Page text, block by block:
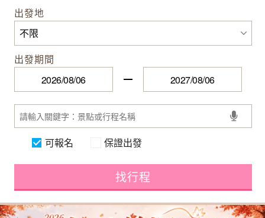
出發地
出發期間
可報名 保證出發
找行程